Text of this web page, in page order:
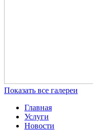
Показать все галереи
Главная
Услуги
Новости